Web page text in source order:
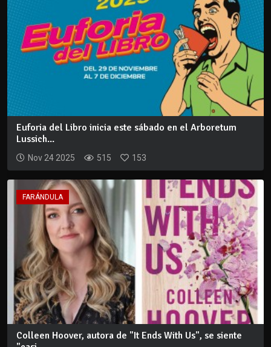
Euforia del Libro inicia este sábado en el Arboretum
Lussich...
Nov 24 2025 515 153
FARÁNDULA
Colleen Hoover, autora de "It Ends With Us", se siente